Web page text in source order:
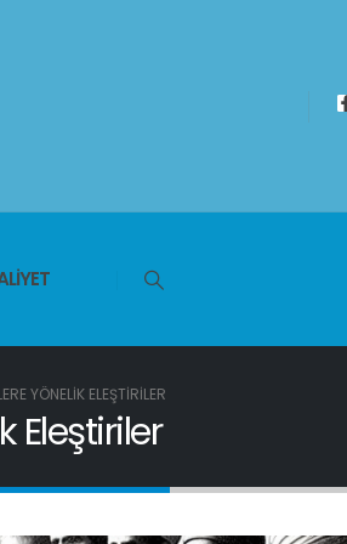
YÖNELIK ELEŞTIRILER
Eleştiriler